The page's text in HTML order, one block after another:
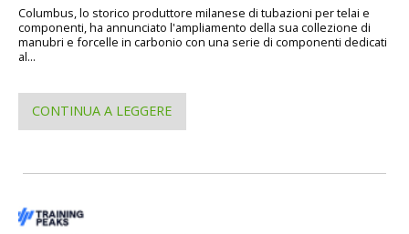
Columbus, lo storico produttore milanese di tubazioni per telai e
componenti, ha annunciato l'ampliamento della sua collezione di
manubri e forcelle in carbonio con una serie di componenti dedicati
al...
CONTINUA A LEGGERE